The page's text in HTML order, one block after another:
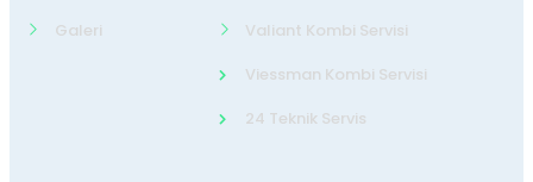
Galeri
Valiant Kombi Servisi
Viessman Kombi Servisi
24 Teknik Servis